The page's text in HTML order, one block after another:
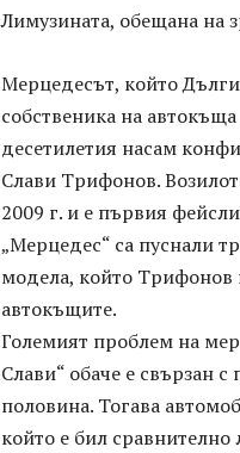
Лимузината, обещана на
Мерцедесът, който
собственика на
десетилетия насам
Слави Трифонов.
2009 г. и е първия
„Мерцедес“ са пуснали
модела, който Трифонов
автокъщите.
Големият проблем на
Слави“ обаче е свързан
половина. Тогава
който е бил сравнително